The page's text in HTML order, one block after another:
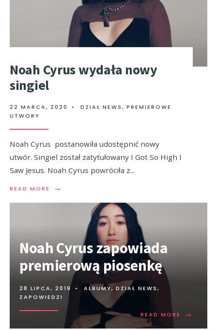
Noah Cyrus wydała nowy
singiel
22 MARCA, 2020 • DZIAŁ NEWS, PREMIEROWE
UTWORY
Noah Cyrus postanowiła udostępnić nowy
utwór. Singiel został zatytułowany I Got So High I
Saw Jesus. Noah Cyrus powróciła z...
READ MORE →
Noah Cyrus zapowiada
premierową piosenkę
28 LIPCA, 2019 • ALBUMY, DZIAŁ NEWS,
ZAPOWIEDZI
READ MORE →